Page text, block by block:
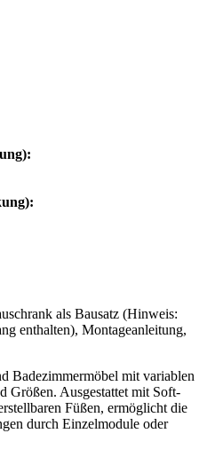
als Bausatz (Hinweis:
enthalten), Montageanleitung,
Badezimmermöbel mit variablen
Größen. Ausgestattet mit Soft-
Füßen, ermöglicht die
durch Einzelmodule oder